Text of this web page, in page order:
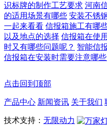
识标牌的制作工艺要求 河南
的适用场景有哪些 安装不锈
一起来看看 信报箱施工有哪
以及地点的选择 信报箱在使
时又有哪些问题呢？ 智能信
信报箱在安装时需要注意哪
点击回到顶部
产品中心 新闻资讯 关于我们
技术支持： 无限动力